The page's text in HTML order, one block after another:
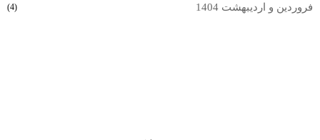
فروردین و اردیبهشت 1404 (4)